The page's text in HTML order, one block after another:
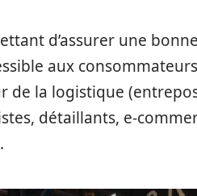
d’assurer une
aux
la logistique
détaillants, e-